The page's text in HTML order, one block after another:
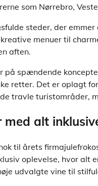
som Nørrebro,
steder, der
menuer til
aften.
på spændende
retter. Det er oplagt
travle turistområder,
med alt
til årets
oplevelse, hvor alt
udvalgte vine til